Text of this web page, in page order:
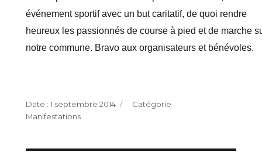
événement sportif avec un but caritatif, de quoi rendre
heureux les passionnés de course à pied et de marche
notre commune. Bravo aux organisateurs et bénévoles.
Publié
le
1 septembre 2014
Catégories
Manifestations